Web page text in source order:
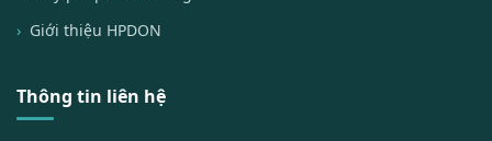
Giới thiệu HPDON
Thông tin liên hệ